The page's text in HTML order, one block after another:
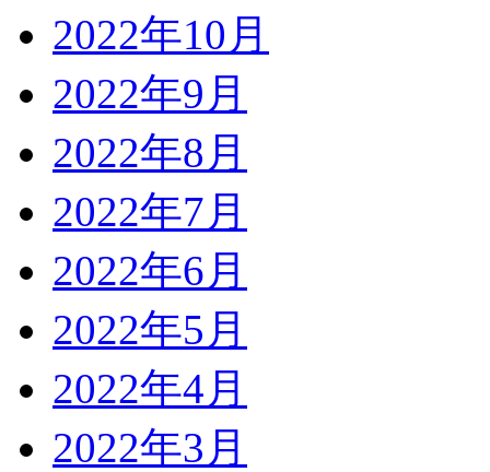
2022年10月
2022年9月
2022年8月
2022年7月
2022年6月
2022年5月
2022年4月
2022年3月